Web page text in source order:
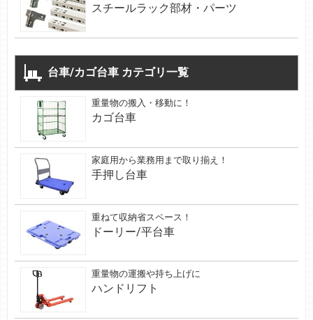
スチールラック部材・パーツ
台車/カゴ台車 カテゴリ一覧
重量物の搬入・移動に！
カゴ台車
家庭用から業務用まで取り揃え！
手押し台車
重ねて収納省スペース！
ドーリー/平台車
重量物の運搬や持ち上げに
ハンドリフト